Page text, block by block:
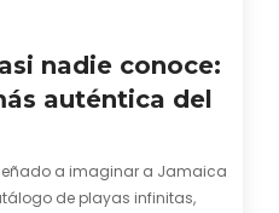
nadie conoce:
auténtica del
a imaginar a Jamaica
de playas infinitas,